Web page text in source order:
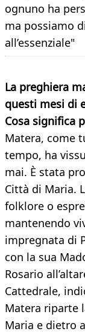
ognuno ha
ma possiamo
all’essenziale"
La preghiera
questi mesi di
Cosa significa
Matera, come
tempo, ha
mai. È stata
Città di Maria.
folklore o
mantenendo
impregnata di
con la sua
Rosario
Cattedrale,
Matera riparte
Maria e dietro